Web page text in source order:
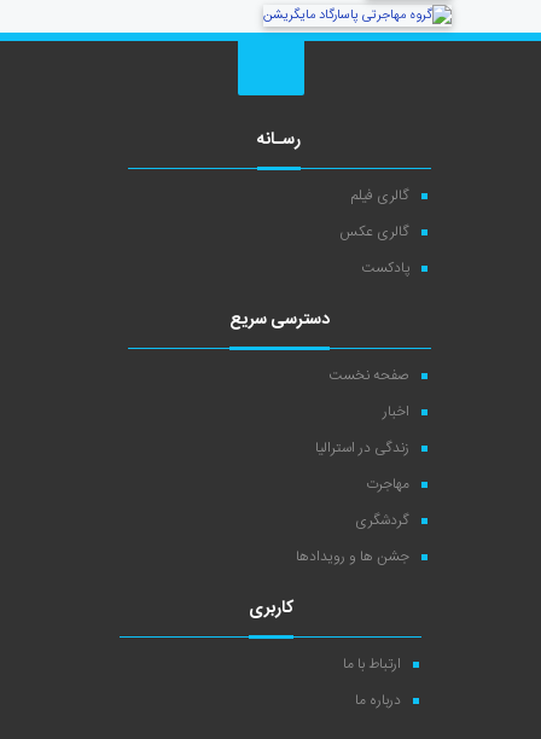
رسـانه
گالری فیلم
گالری عکس
پادکست
دسترسی سریع
صفحه نخست
اخبار
زندگی در استرالیا
مهاجرت
گردشگری
جشن ها و رویدادها
کاربری
ارتباط با ما
درباره ما